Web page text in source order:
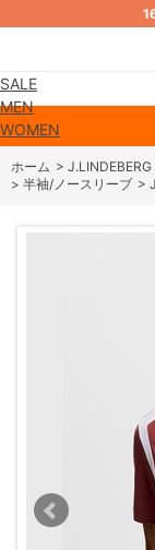
SALE
MEN
WOMEN
ホーム > J.LINDEBERG
> 半袖/ノースリーブ >